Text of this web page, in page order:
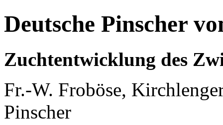
Deutsche Pinscher
Zuchtentwicklung des
Fr.-W. Froböse,
Pinscher